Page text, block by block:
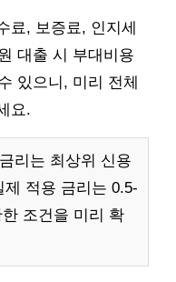
료, 보증료, 인지세
대출 시 부대비용
있으니, 미리 전체
요.
리는 최상위 신용
적용 금리는 0.5-
조건을 미리 확